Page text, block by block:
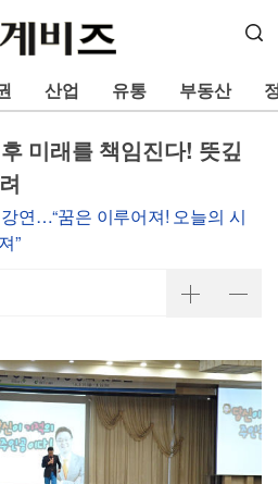
산업 유통 부동산
미래를 책임진다! 뜻깊
연…“꿈은 이루어져! 오늘의 시
”